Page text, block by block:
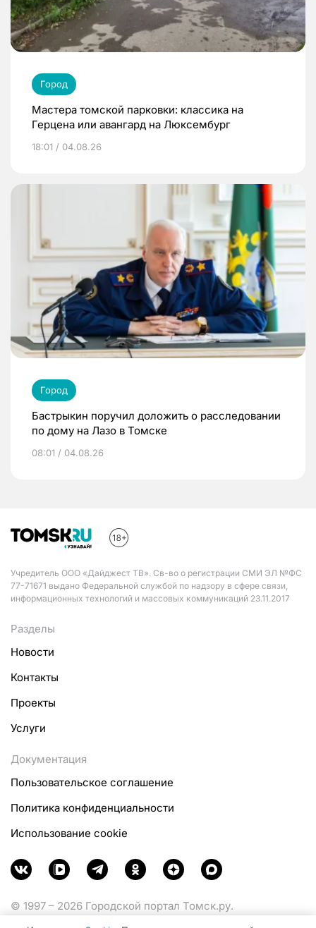
Город
Мастера томской парковки: классика на
Герцена или авангард на Люксембург
18:01 / 04.08.26
Город
Бастрыкин поручил доложить о расследовании
по дому на Лазо в Томске
08:01 / 04.08.26
Учредитель ООО «Дайджест ТВ». Св-во о регистрации СМИ ЭЛ №ФС
77-71671 выдано Федеральной службой по надзору в сфере связи,
информационных технологий и массовых коммуникаций 23.11.2017
Разделы
Новости
Контакты
Проекты
Услуги
Документация
Пользовательское соглашение
Политика конфиденциальности
Использование cookie
© 1997 – 2026 Городской портал Томск.ру.